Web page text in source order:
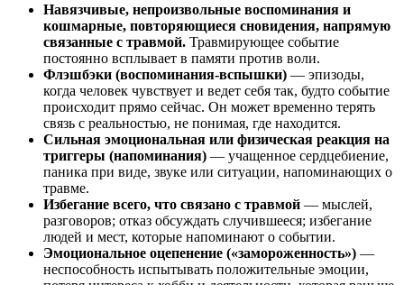
Навязчивые, непроизвольные воспоминания и
кошмарные, повторяющиеся сновидения, напрямую
связанные с травмой. Травмирующее событие
постоянно всплывает в памяти против воли.
Флэшбэки (воспоминания-вспышки) — эпизоды,
когда человек чувствует и ведет себя так, будто событие
происходит прямо сейчас. Он может временно терять
связь с реальностью, не понимая, где находится.
Сильная эмоциональная или физическая реакция на
триггеры (напоминания) — учащенное сердцебиение,
паника при виде, звуке или ситуации, напоминающих о
травме.
Избегание всего, что связано с травмой — мыслей,
разговоров; отказ обсуждать случившееся; избегание
людей и мест, которые напоминают о событии.
Эмоциональное оцепенение («замороженность») —
неспособность испытывать положительные эмоции,